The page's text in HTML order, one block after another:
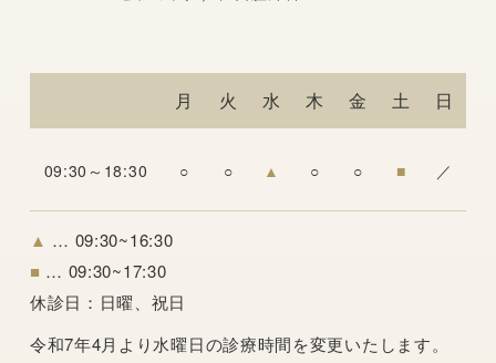
月 火 水 木 金 土 日
09:30～18:30 ○ ○ ▲ ○ ○ ■ ／
▲ … 09:30~16:30
■ … 09:30~17:30
休診日： 日曜、祝日
令和7年4月より水曜日の診療時間を変更いたします。